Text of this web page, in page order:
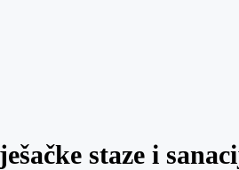
staze i